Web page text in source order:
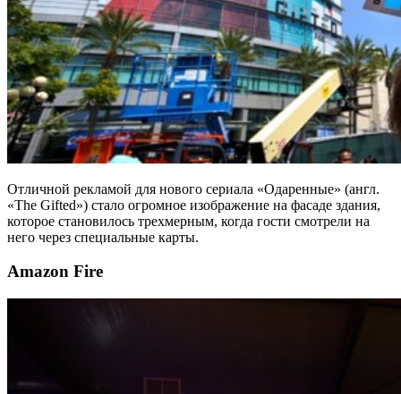
Отличной рекламой для нового сериала «Одаренные» (англ.
«The Gifted») стало огромное изображение на фасаде здания,
которое становилось трехмерным, когда гости смотрели на
него через специальные карты.
Amazon Fire